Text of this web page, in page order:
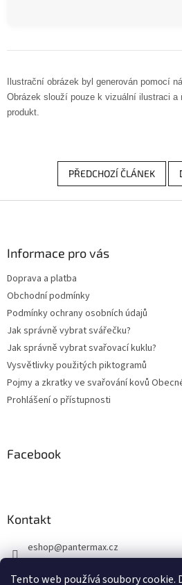
Tento web používá soubory cookie.
Ilustrační obrázek byl generován pomocí
Obrázek slouží pouze k vizuální ilustraci
produkt.
PŘEDCHOZÍ ČLÁNEK
Informace pro vás
Doprava a platba
Obchodní podmínky
Podmínky ochrany osobních údajů
Jak správně vybrat svářečku?
Jak správně vybrat svařovací kuklu?
Vysvětlivky použitých piktogramů
Pojmy a zkratky ve svařování kovů
Prohlášení o přístupnosti
Facebook
Kontakt
eshop@pantermax.cz